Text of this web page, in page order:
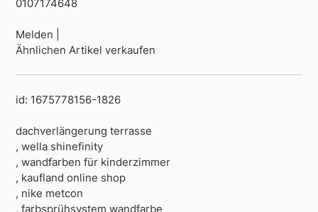
0107174648
Melden |
Ähnlichen Artikel verkaufen
id: 1675778156-1826
dachverlängerung terrasse
, wella shinefinity
, wandfarben für kinderzimmer
, kaufland online shop
, nike metcon
, farbsprühsystem wandfarbe